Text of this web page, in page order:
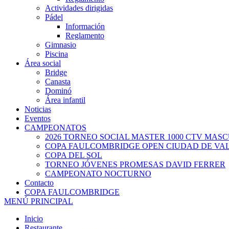
Actividades dirigidas
Pádel
Información
Reglamento
Gimnasio
Piscina
Área social
Bridge
Canasta
Dominó
Área infantil
Noticias
Eventos
CAMPEONATOS
2026 TORNEO SOCIAL MASTER 1000 CTV
COPA FAULCOMBRIDGE OPEN CIUDAD DE
COPA DEL SOL
TORNEO JÓVENES PROMESAS DAVID FERRER
CAMPEONATO NOCTURNO
Contacto
COPA FAULCOMBRIDGE
MENÚ PRINCIPAL
Inicio